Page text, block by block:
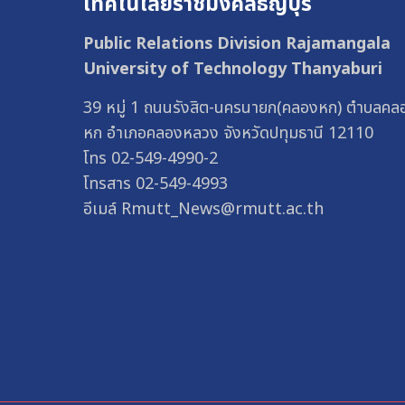
Public Relations Division Rajamangala
University of Technology Thanyaburi
39 หมู่ 1 ถนนรังสิต-นครนายก(คลองหก) ตำบลคล
หก อำเภอคลองหลวง จังหวัดปทุมธานี 12110
โทร 02-549-4990-2
โทรสาร 02-549-4993
อีเมล์ Rmutt_News@rmutt.ac.th